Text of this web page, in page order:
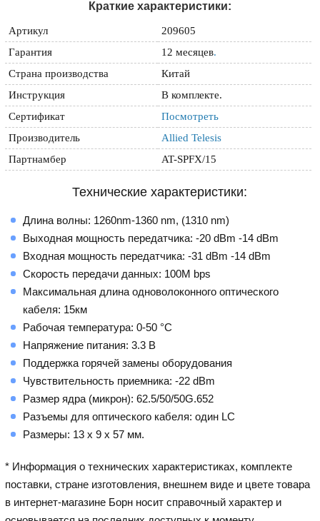
Краткие характеристики:
Артикул
209605
Гарантия
12 месяцев.
Страна производства
Китай
Инструкция
В комплекте.
Сертификат
Посмотреть
Производитель
Allied Telesis
Партнамбер
AT-SPFX/15
Технические характеристики:
Длина волны: 1260nm-1360 nm, (1310 nm)
Выходная мощность передатчика: -20 dBm -14 dBm
Входная мощность передатчика: -31 dBm -14 dBm
Скорость передачи данных: 100M bps
Максимальная длина одноволоконного оптического
кабеля: 15км
Рабочая температура: 0-50 °C
Напряжение питания: 3.3 В
Поддержка горячей замены оборудования
Чувствительность приемника: -22 dBm
Размер ядра (микрон): 62.5/50/50G.652
Разъемы для оптического кабеля: один LC
Размеры: 13 x 9 x 57 мм.
* Информация о технических характеристиках, комплекте
поставки, стране изготовления, внешнем виде и цвете товара
в интернет-магазине Борн носит справочный характер и